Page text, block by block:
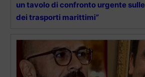
un tavolo di confronto urgente
dei trasporti marittimi”